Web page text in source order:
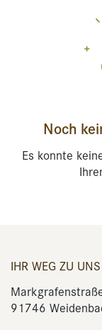
Noch
Es konnte
IHR WEG ZU UNS
91746